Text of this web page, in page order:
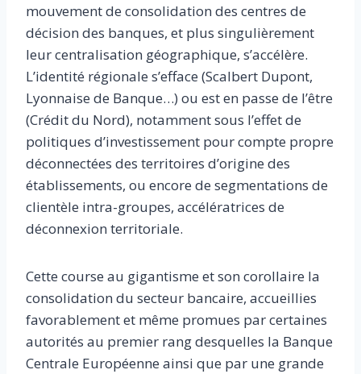
mouvement de consolidation des centres de
décision des banques, et plus singulièrement
leur centralisation géographique, s’accélère.
L’identité régionale s’efface (Scalbert Dupont,
Lyonnaise de Banque…) ou est en passe de l’être
(Crédit du Nord), notamment sous l’effet de
politiques d’investissement pour compte propre
déconnectées des territoires d’origine des
établissements, ou encore de segmentations de
clientèle intra-groupes, accélératrices de
déconnexion territoriale.
Cette course au gigantisme et son corollaire la
consolidation du secteur bancaire, accueillies
favorablement et même promues par certaines
autorités au premier rang desquelles la Banque
Centrale Européenne ainsi que par une grande